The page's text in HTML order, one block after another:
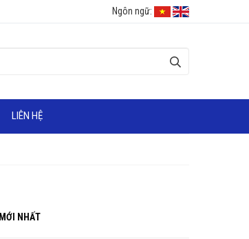
Ngôn ngữ:
LIÊN HỆ
MỚI NHẤT